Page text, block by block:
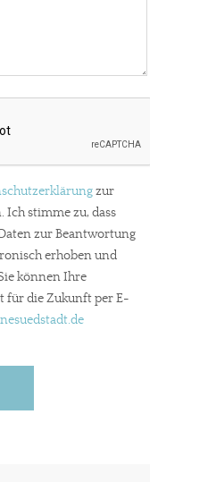
Berichterstattung schätzen,
Spende unterstützen.
zur
stimme zu, dass
zur Beantwortung
erhoben und
können Ihre
für die Zukunft per E-